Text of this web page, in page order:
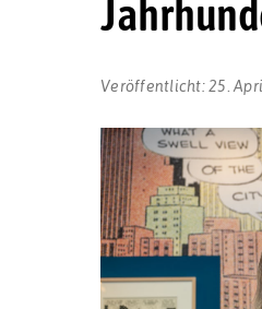
Veröffentlicht:25.